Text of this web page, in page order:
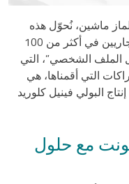
ماشين، نُحوّل هذه
الرؤية إلى واقع ملموس مع شركائنا التجاريين في أكثر من 100
الملف الشخصي”، التي
التي أقمناها، هي
البولي فينيل كلوريد
مع حلول